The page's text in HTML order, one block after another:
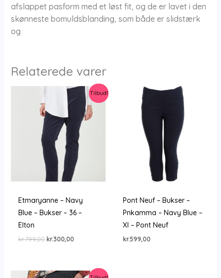
afslappet pasform med et løst fit, og de er lavet i den
skønneste bomuldsblanding, som både er slidstærk
og
Relaterede varer
Tilbud!
Etmaryanne – Navy
Blue – Bukser – 36 –
Elton
kr.799,00 Den
kr.799,00.
kr.300,00Den
kr.300,00.
Pont Neuf – Bukser –
Pnkamma – Navy Blue –
Xl – Pont Neuf
kr.599,00